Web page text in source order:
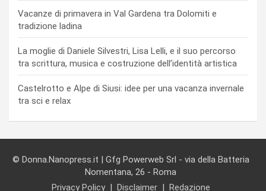
Vacanze di primavera in Val Gardena tra Dolomiti e
tradizione ladina
La moglie di Daniele Silvestri, Lisa Lelli, e il suo percorso
tra scrittura, musica e costruzione dell’identità artistica
Castelrotto e Alpe di Siusi: idee per una vacanza invernale
tra sci e relax
© Donna.Nanopress.it | Gfg Powerweb Srl - via della Batteria
Nomentana, 26 - Roma
Privacy Policy
Disclaimer Redazione